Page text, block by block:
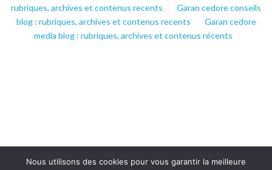
rubriques, archives et contenus recents
Garan cedore conseils
blog : rubriques, archives et contenus recents
Garan cedore
media blog : rubriques, archives et contenus récents
Nous utilisons des cookies pour vous garantir la meilleure